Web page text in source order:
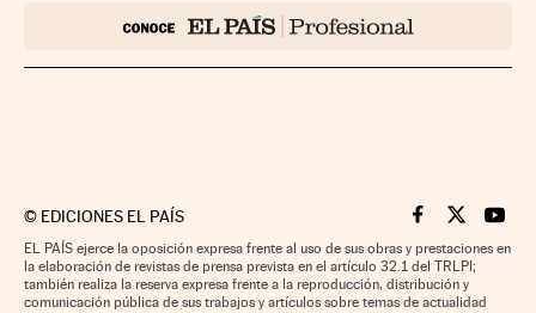
© EDICIONES EL PAÍS Cinco Días en
Cinco Días
Cinco
EL PAÍS ejerce la oposición expresa frente al uso de sus obras y prestaciones en
la elaboración de revistas de prensa prevista en el artículo 32.1 del TRLPI;
también realiza la reserva expresa frente a la reproducción, distribución y
comunicación pública de sus trabajos y artículos sobre temas de actualidad